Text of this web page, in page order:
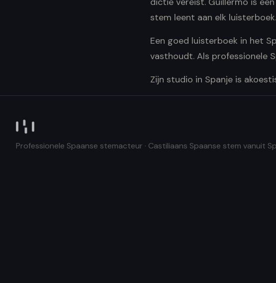
stem leent aan elk luisterboek.
Een goed luisterboek in het
vasthoudt. Als professionele
Zijn studio in Spanje is
Professionele Spaanse stemacteur · Castiliaans Spaanse stem vanuit